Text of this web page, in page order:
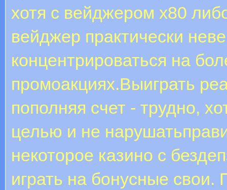
хотя с вейджером х80
вейджер практически
концентрироваться на
промоакциях.Выиграть
пополняя счет - трудно,
целью и не
некоторое казино с
играть на бонусные свои.